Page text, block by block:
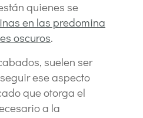
quienes se
en las predomina
oscuros.
suelen ser
ese aspecto
que otorga el
a la